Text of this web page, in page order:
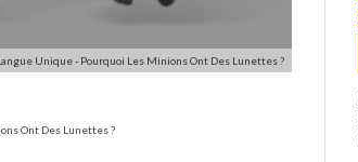
Unique - Pourquoi Les Minions Ont Des Lunettes ?
Ont Des Lunettes ?